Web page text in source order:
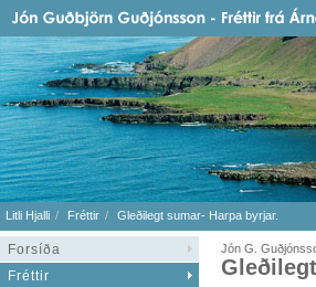
Litli Hjalli Fréttir Gleðilegt sumar- Harpa byrjar.
Forsíða
Fréttir
Jón G.